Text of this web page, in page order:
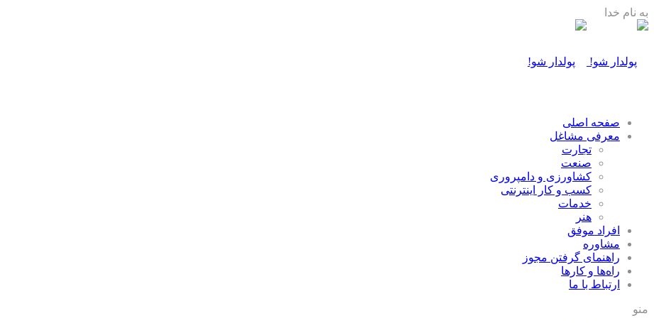
به نام خدا
صفحه اصلی
معرفی مشاغل
تجارت
صنعت
كشاورزی و دامپروری
كسب و كار اينترنتی
خدمات
هنر
افراد موفق
مشاوره
راهنمای گرفتن مجوز
راه‌ها و كارها
ارتباط با ما
منو